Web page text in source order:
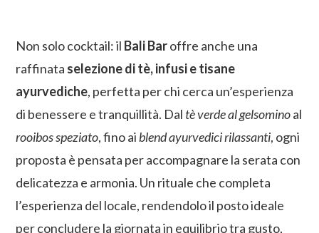
Non solo cocktail: il Bali Baroffre anche una
raffinata selezione di tè, infusi e tisane
ayurvediche, perfetta per chi cerca un’esperienza
di benessere e tranquillità. Dal tè verde al gelsominoal
rooibos speziato, fino aiblend ayurvedici rilassanti, ogni
proposta è pensata per accompagnare la serata con
delicatezza e armonia. Un rituale che completa
l’esperienza del locale, rendendolo il posto ideale
per concludere la giornata in equilibrio tra gusto,